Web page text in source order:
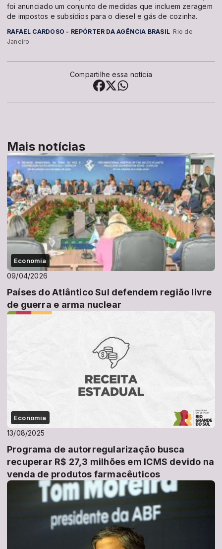
foi anunciado um conjunto de medidas que incluem zeragem
de impostos e subsídios para o diesel e gás de cozinha.
RAFAEL CARDOSO - REPÓRTER DA AGÊNCIA BRASIL Rio de
Janeiro
Compartilhe essa notícia
Mais notícias
Economia
09/04/2026
Países do Atlântico Sul defendem região livre
de guerra e arma nuclear
Economia
13/08/2025
Programa de autorregularização busca
recuperar R$ 27,3 milhões em ICMS devido na
venda de produtos farmacêuticos